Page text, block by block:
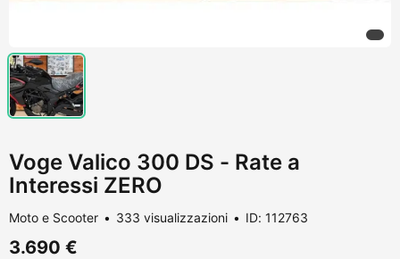
Voge Valico 300 DS - Rate a
Interessi ZERO
Moto e Scooter 333 visualizzazioni ID: 112763
3.690 €